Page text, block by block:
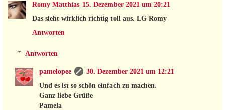
Romy Matthias 15. Dezember 2021 um 20:21
Das sieht wirklich richtig toll aus. LG Romy
Antworten
Antworten
pamelopee
30. Dezember 2021 um 12:21
Und es ist so schön einfach zu machen.
Ganz liebe Grüße
Pamela